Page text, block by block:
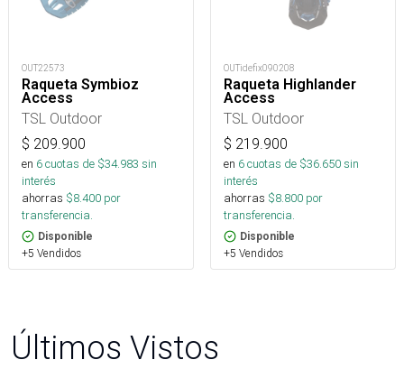
OUT22573
Raqueta Symbioz
Access
TSL Outdoor
$ 209.900
en 6cuotas de $34.983 sin
interés
ahorras $8.400 por
transferencia.
Disponible
+5 Vendidos
OUTidefix090208
Raqueta Highlander
Access
TSL Outdoor
$ 219.900
en 6cuotas de $36.650sin
interés
ahorras $8.800 por
transferencia.
Disponible
+5 Vendidos
Últimos Vistos